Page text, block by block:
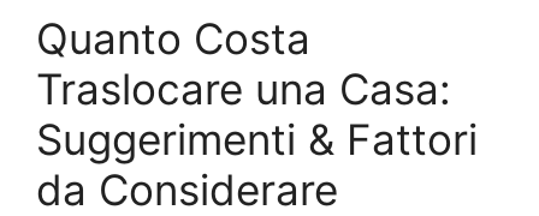
Quanto Costa
Traslocare una Casa:
Suggerimenti & Fattori
da Considerare